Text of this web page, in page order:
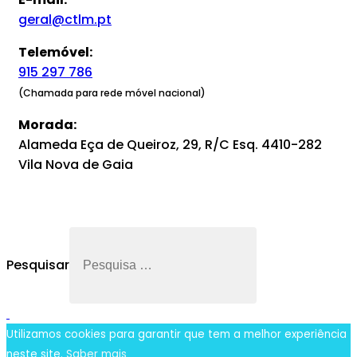
geral@ctlm.pt
Telemóvel:
915 297 786
(Chamada para rede móvel nacional)
Morada:
Alameda Eça de Queiroz, 29, R/C Esq. 4410-282
Vila Nova de Gaia
Pesquisar
Utilizamos cookies para garantir que tem a melhor experiência